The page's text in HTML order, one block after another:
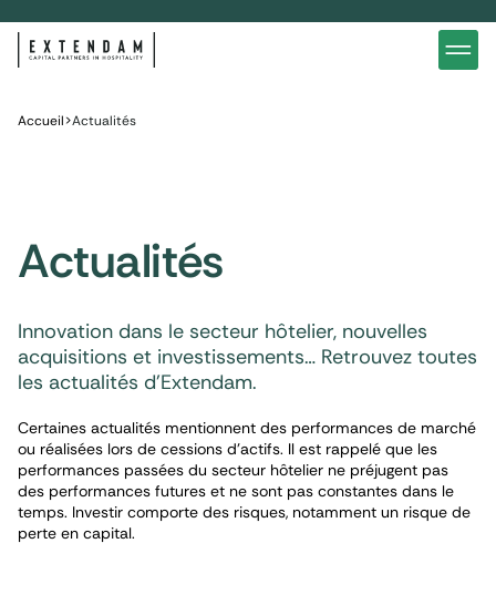
Notre stratégie d’investissements hôteliers Nos
Investir
Pourquoi investir dans l’hôtellerie ? Nos
Vous êtes
Gestion de patrimoine
Actualités
Accueil>Actualités
Actualités
Innovation dans le secteur hôtelier, nouvelles
acquisitions et investissements… Retrouvez toutes
les actualités d’Extendam.
Certaines actualités mentionnent des performances de marché
ou réalisées lors de cessions d'actifs. Il est rappelé que les
performances passées du secteur hôtelier ne préjugent pas
des performances futures et ne sont pas constantes dans le
temps. Investir comporte des risques, notamment un risque de
perte en capital.